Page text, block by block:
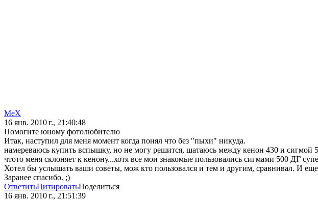
MeX
16 янв. 2010 г., 21:40:48
Помогите юному фотолюбителю
Итак, наступил для меня момент когда понял что без "пыхи" никуда.
намереваюсь купить вспышку, но не могу решится, шатаюсь между кенон 430 и
чтото меня склоняет к кенону...хотя все мои знакомые пользовались сигмами 500 ДГ
Хотел бы услышать ваши советы, мож кто пользовался и тем и другим, сравнивал. И
Заранее спасибо. ;)
ОтветитьЦитироватьПоделиться
16 янв. 2010 г., 21:51:39